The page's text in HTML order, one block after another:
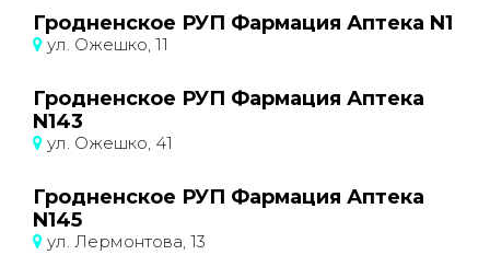
Гродненское РУП Фармация Аптека N1
ул. Ожешко, 11
Гродненское РУП Фармация Аптека
N143
ул. Ожешко, 41
Гродненское РУП Фармация Аптека
N145
ул. Лермонтова, 13